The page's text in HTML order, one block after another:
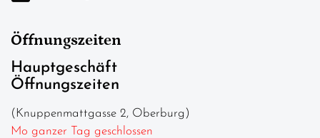
Öffnungszeiten
Hauptgeschäft
Öffnungszeiten
(Knuppenmattgasse 2, Oberburg)
Mo ganzer Tag geschlossen